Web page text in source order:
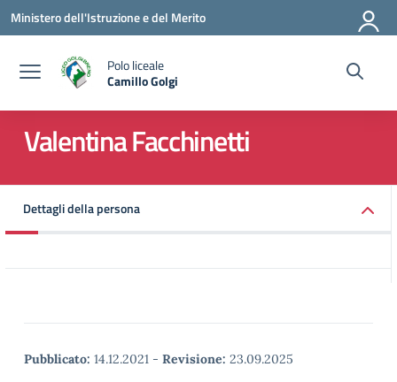
Vai ai contenuti
Vai al menu di navigazione
Vai al footer
Ministero dell'Istruzione e del Merito
Polo liceale
Camillo Golgi
— Visita la pagina iniziale della scuola
Valentina Facchinetti
Dettagli della persona
Pubblicato: 14.12.2021 - Revisione: 23.09.2025